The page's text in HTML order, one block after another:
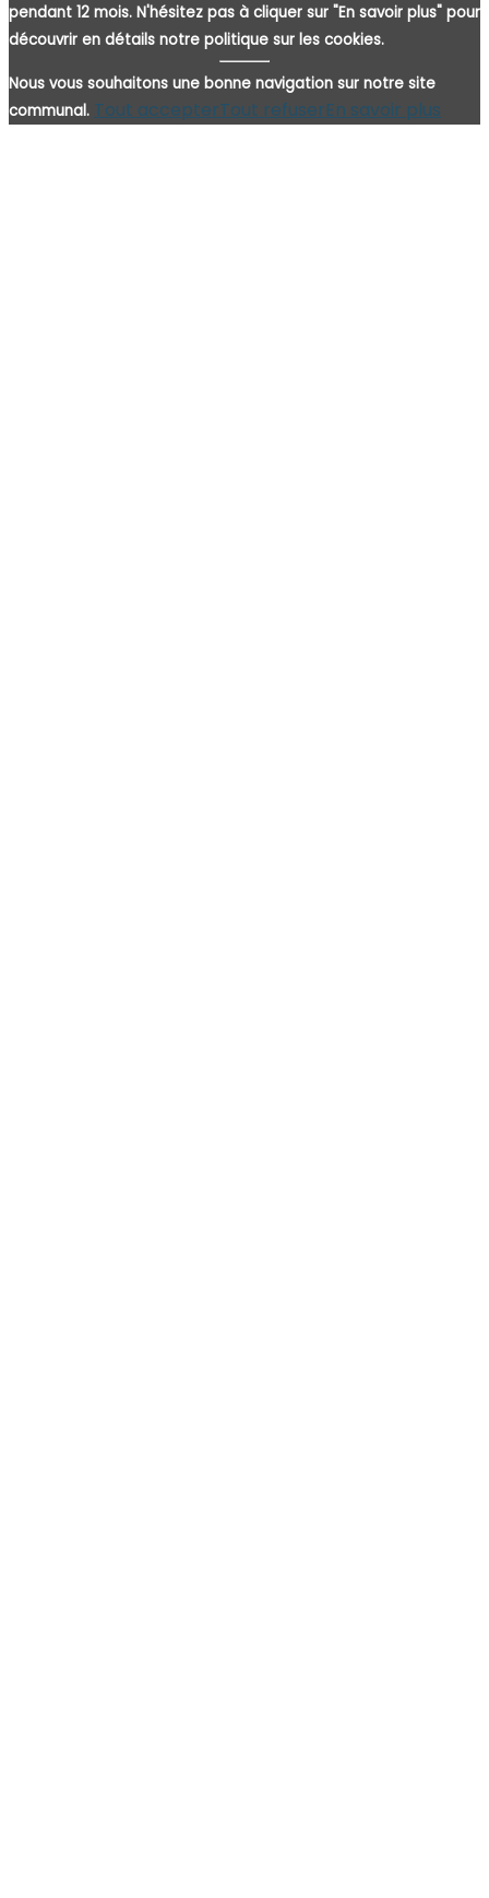
pendant 12 mois. N'hésitez pas à cliquer sur "En savoir plus" pour
découvrir en détails notre politique sur les cookies.
Nous vous souhaitons une bonne navigation sur notre site
communal. Tout accepterTout refuserEn savoir plus